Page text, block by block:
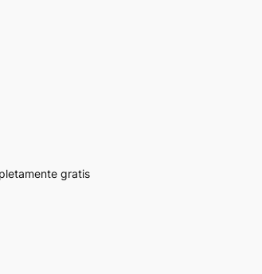
gratis